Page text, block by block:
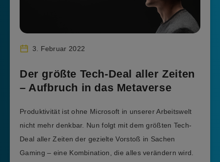
3. Februar 2022
Der größte Tech-Deal aller Zeiten
– Aufbruch in das Metaverse
Produktivität ist ohne Microsoft in unserer Arbeitswelt
nicht mehr denkbar. Nun folgt mit dem größten Tech-
Deal aller Zeiten der gezielte Vorstoß in Sachen
Gaming – eine Kombination, die alles verändern wird.